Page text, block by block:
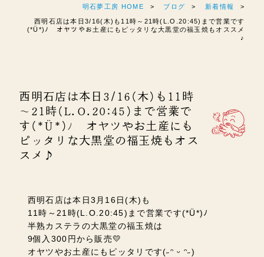
明石夢工房 HOME ブログ 新着情報
西明石店は本日3/16(木)も11時～21時(L.O.20:45)まで営業です
(*Ü*)ﾉ オヤツやお土産にもピッタリな大黒堂の福玉焼もオススメ
♪
西明石店は本日3/16(木)も11時
～21時(L.O.20:45)まで営業で
す(*Ü*)ﾉ オヤツやお土産にも
ピッタリな大黒堂の福玉焼もオス
スメ♪
西明石店は本日3月16日(木)も
11時～21時(L.O.20:45)まで営業です(*Ü*)ﾉ
半熟カステラの大黒堂の福玉焼は
9個入300円から販売💛
オヤツやお土産にもピッタリです(˶ᵔ ᵕ ᵔ˶)